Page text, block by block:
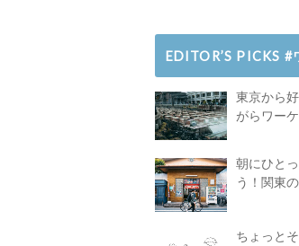
EDITOR’S PICKS #
東京から
がらワー
朝にひと
う！関東
ちょっと